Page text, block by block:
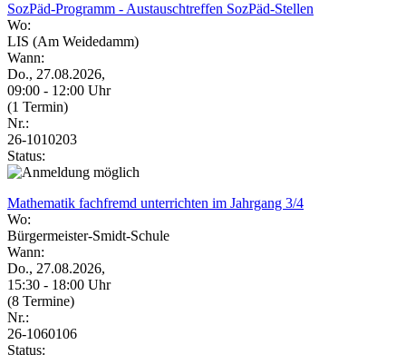
SozPäd-Programm - Austauschtreffen SozPäd-Stellen
Wo:
LIS (Am Weidedamm)
Wann:
Do., 27.08.2026,
09:00 - 12:00 Uhr
(1 Termin)
Nr.:
26-1010203
Status:
Mathematik fachfremd unterrichten im Jahrgang 3/4
Wo:
Bürgermeister-Smidt-Schule
Wann:
Do., 27.08.2026,
15:30 - 18:00 Uhr
(8 Termine)
Nr.:
26-1060106
Status: